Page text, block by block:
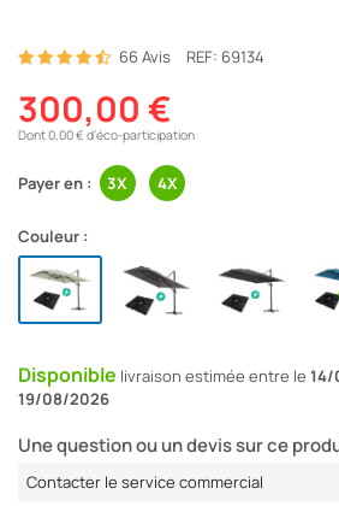
66 Avis REF: 69134
300,00 €
Dont 0,00 € d'éco-participation
Payer en :
Couleur :
Disponible livraison estimée entre le
19/08/2026
Une question ou un devis sur ce
Contacter le service commercial